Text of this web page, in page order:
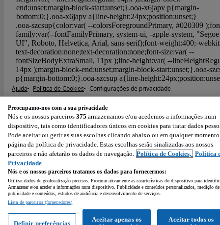
Ajuda Política de Cookies
Configurações de privacidade
Powered by
Preocupamo-nos com a sua privacidade
Nós e os nossos parceiros 375 armazenamos e/ou acedemos a informações num
dispositivo, tais como identificadores únicos em cookies para tratar dados
Pode aceitar ou gerir as suas escolhas clicando abaixo ou em qualquer
página da política de privacidade. Estas escolhas serão sinalizadas aos nossos
parceiros e não afetarão os dados de navegação. Política de Cookies, Política
Privacidade
Nós e os nossos parceiros tratamos os dados para fornecermos:
Utilizar dados de geolocalização precisos. Procurar ativamente as características do dispositivo para
Armazenar e/ou aceder a informações num dispositivo. Publicidade e conteúdos personalizados, medição de
publicidade e conteúdos, estudos de audiência e desenvolvimento de serviços.
Lista de parceiros (fornecedores)
Aceitar todos os
Aceitar apenas os
Definir preferências